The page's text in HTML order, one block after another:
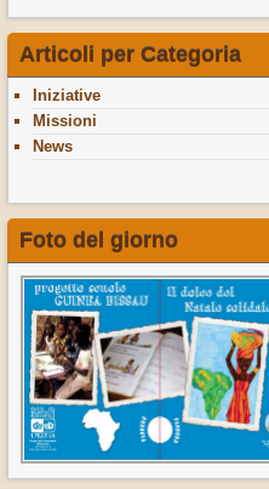
Articoli per Categoria
Iniziative
Missioni
News
Foto del giorno